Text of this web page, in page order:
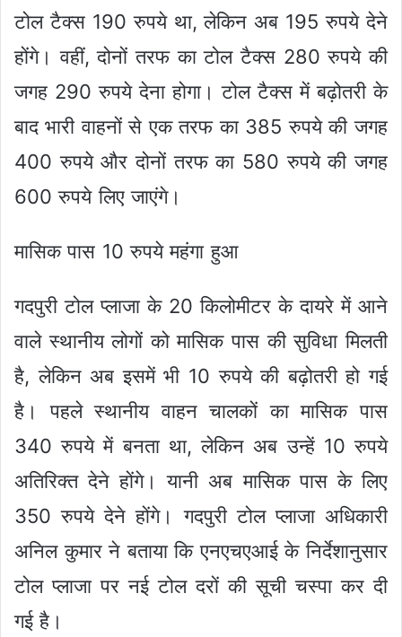
टोल टैक्स 190 रुपये था, लेकिन अब 195 रुपये देने
होंगे। वहीं, दोनों तरफ का टोल टैक्स 280 रुपये की
जगह 290 रुपये देना होगा। टोल टैक्स में बढ़ोतरी के
बाद भारी वाहनों से एक तरफ का 385 रुपये की जगह
400 रुपये और दोनों तरफ का 580 रुपये की जगह
600 रुपये लिए जाएंगे।
मासिक पास 10 रुपये महंगा हुआ
गदपुरी टोल प्लाजा के 20 किलोमीटर के दायरे में आने
वाले स्थानीय लोगों को मासिक पास की सुविधा मिलती
है, लेकिन अब इसमें भी 10 रुपये की बढ़ोतरी हो गई
है। पहले स्थानीय वाहन चालकों का मासिक पास
340 रुपये में बनता था, लेकिन अब उन्हें 10 रुपये
अतिरिक्त देने होंगे। यानी अब मासिक पास के लिए
350 रुपये देने होंगे। गदपुरी टोल प्लाजा अधिकारी
अनिल कुमार ने बताया कि एनएचएआई के निर्देशानुसार
टोल प्लाजा पर नई टोल दरों की सूची चस्पा कर दी
गई है।